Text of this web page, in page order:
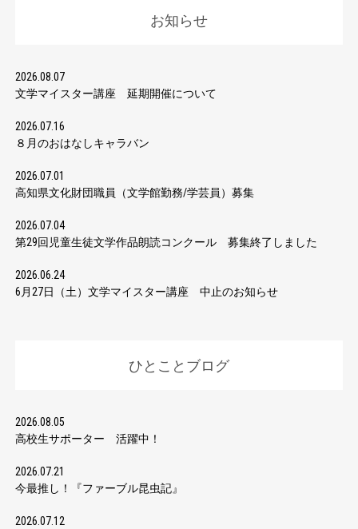
お知らせ
2026.08.07
文学マイスター講座 延期開催について
2026.07.16
８月のおはなしキャラバン
2026.07.01
高知県文化財団職員（文学館勤務/学芸員）募集
2026.07.04
第29回児童生徒文学作品朗読コンクール 募集終了しました
2026.06.24
6月27日（土）文学マイスター講座 中止のお知らせ
ひとことブログ
2026.08.05
高校生サポーター 活躍中！
2026.07.21
今最推し！『ファーブル昆虫記』
2026.07.12